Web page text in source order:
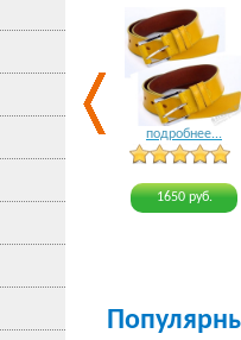
подробнее...
1650 руб.